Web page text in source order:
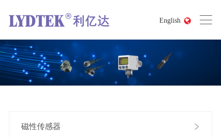
English
磁性传感器